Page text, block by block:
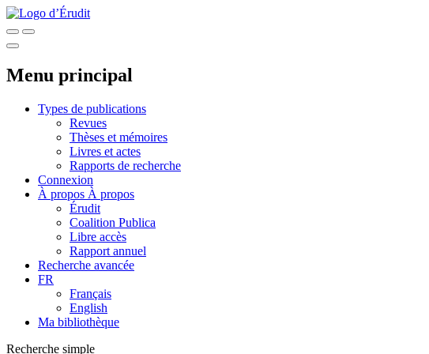
Menu principal
Types de publications
Revues
Thèses et mémoires
Livres et actes
Rapports de recherche
Connexion
À propos À propos
Érudit
Coalition Publica
Libre accès
Rapport annuel
Recherche avancée
FR
Français
English
Ma bibliothèque
Recherche simple